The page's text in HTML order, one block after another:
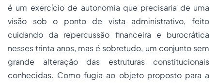
é um exercício de autonomia que precisaria de uma
visão sob o ponto de vista administrativo, feito
cuidando da repercussão financeira e burocrática
nesses trinta anos, mas é sobretudo, um conjunto sem
grande alteração das estruturas constitucionais
conhecidas. Como fugia ao objeto proposto para a